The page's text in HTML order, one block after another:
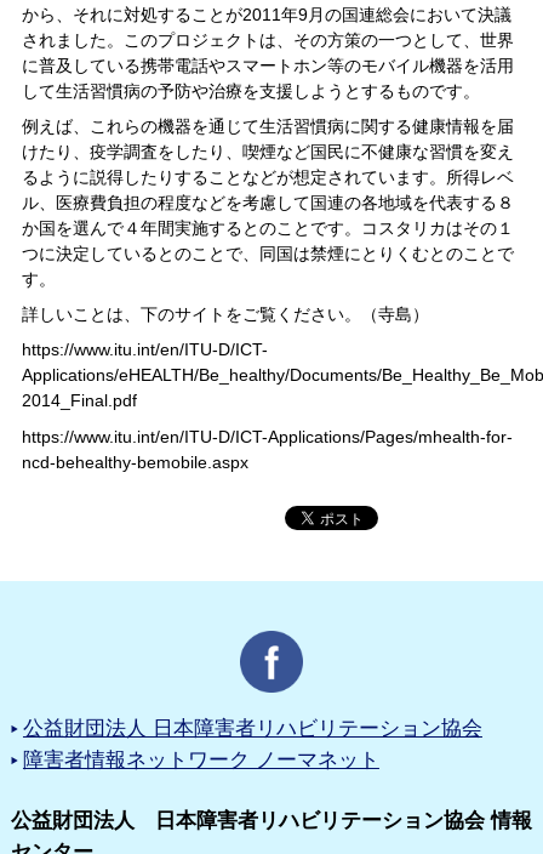
から、それに対処することが2011年9月の国連総会において決議
されました。このプロジェクトは、その方策の一つとして、世界
に普及している携帯電話やスマートホン等のモバイル機器を活用
して生活習慣病の予防や治療を支援しようとするものです。
例えば、これらの機器を通じて生活習慣病に関する健康情報を届
けたり、疫学調査をしたり、喫煙など国民に不健康な習慣を変え
るように説得したりすることなどが想定されています。所得レベ
ル、医療費負担の程度などを考慮して国連の各地域を代表する８
か国を選んで４年間実施するとのことです。コスタリカはその１
つに決定しているとのことで、同国は禁煙にとりくむとのことで
す。
詳しいことは、下のサイトをご覧ください。（寺島）
https://www.itu.int/en/ITU-D/ICT-
Applications/eHEALTH/Be_healthy/Documents/
2014_Final.pdf
https://www.itu.int/en/ITU-D/ICT-Applications/Pages/mhealth-for-
ncd-behealthy-bemobile.aspx
公益財団法人 日本障害者リハビリテーション協会
障害者情報ネットワーク ノーマネット
公益財団法人 日本障害者リハビリテーション協会 情報